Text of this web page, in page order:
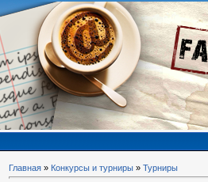
Главная » Конкурсы и турниры » Турниры